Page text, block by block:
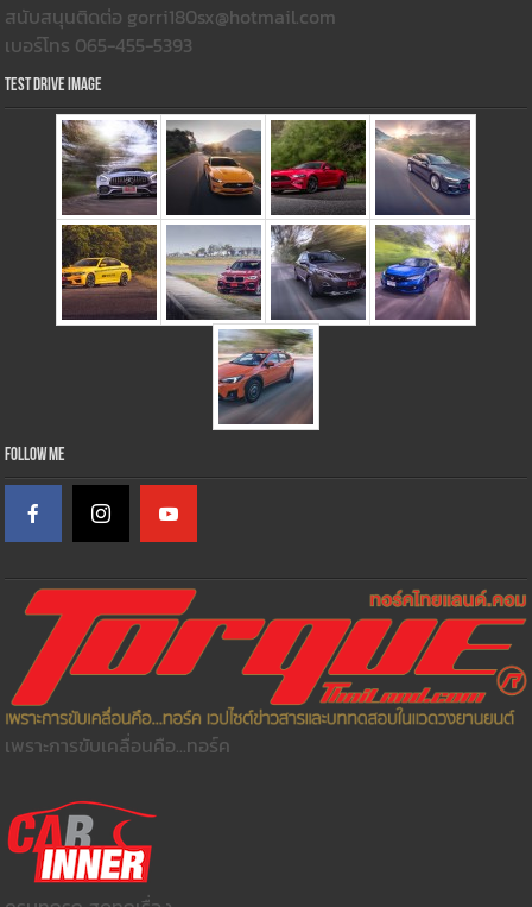
สนับสนุนติดต่อ gorri180sx@hotmail.com
เบอร์โทร 065-455-5393
Test Drive Image
Follow Me
เพราะการขับเคลื่อนคือ...ทอร์ค